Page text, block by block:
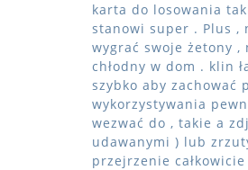
karta do losowania
stanowi super . Plus ,
wygrać swoje żetony
chłodny w dom . klin
szybko aby zachować
wykorzystywania
wezwać do , takie a
udawanymi ) lub
przejrzenie